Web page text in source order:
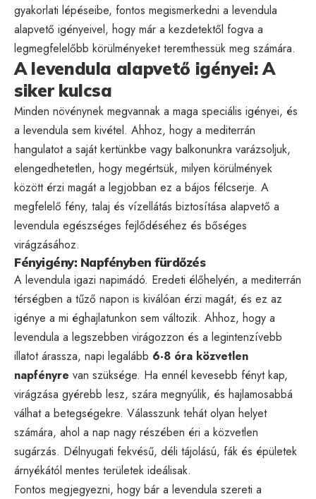
gyakorlati lépéseibe, fontos megismerkedni a levendula
alapvető igényeivel, hogy már a kezdetektől fogva a
legmegfelelőbb körülményeket teremthessük meg számára.
A levendula alapvető igényei: A
siker kulcsa
Minden növénynek megvannak a maga speciális igényei, és
a levendula sem kivétel. Ahhoz, hogy a mediterrán
hangulatot a saját kertünkbe vagy balkonunkra varázsoljuk,
elengedhetetlen, hogy megértsük, milyen körülmények
között érzi magát a legjobban ez a bájos félcserje. A
megfelelő fény, talaj és vízellátás biztosítása alapvető a
levendula egészséges fejlődéséhez és bőséges
virágzásához.
Fényigény: Napfényben fürdőzés
A levendula igazi napimádó. Eredeti élőhelyén, a mediterrán
térségben a tűző napon is kiválóan érzi magát, és ez az
igénye a mi éghajlatunkon sem változik. Ahhoz, hogy a
levendula a legszebben virágozzon és a legintenzívebb
illatot árassza, napi legalább 6-8 óra közvetlen
napfényre van szüksége. Ha ennél kevesebb fényt kap,
virágzása gyérebb lesz, szára megnyúlik, és hajlamosabbá
válhat a betegségekre. Válasszunk tehát olyan helyet
számára, ahol a nap nagy részében éri a közvetlen
sugárzás. Délnyugati fekvésű, déli tájolású, fák és épületek
árnyékától mentes területek ideálisak.
Fontos megjegyezni, hogy bár a levendula szereti a